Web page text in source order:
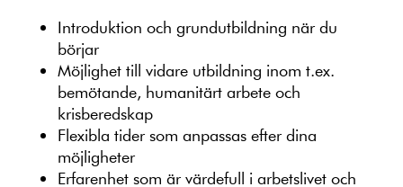
Introduktion och grundutbildning när du
börjar
Möjlighet till vidare utbildning inom t.ex.
bemötande, humanitärt arbete och
krisberedskap
Flexibla tider som anpassas efter dina
möjligheter
Erfarenhet som är värdefull i arbetslivet och